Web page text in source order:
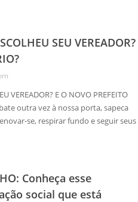
SEU VEREADOR?
VEREADOR? E O NOVO PREFEITO
outra vez à nossa porta, sapeca
se, respirar fundo e seguir seus
Conheça esse
social que está